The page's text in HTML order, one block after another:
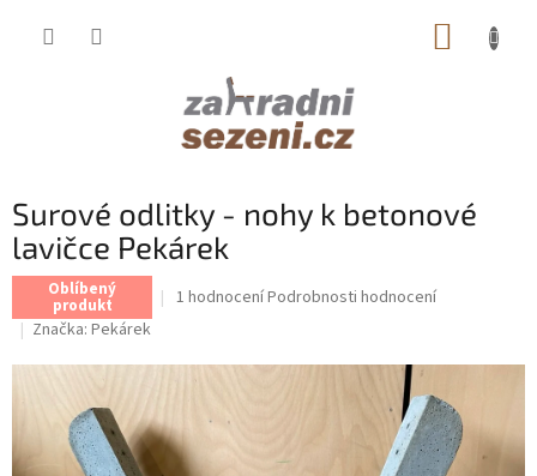
Surové odlitky - nohy k betonové
lavičce Pekárek
Oblíbený
produkt
Průměrné
je
5,0
5
hvězdiček.
1 hodnoceníPodrobnosti hodnocení
Značka: Pekárek